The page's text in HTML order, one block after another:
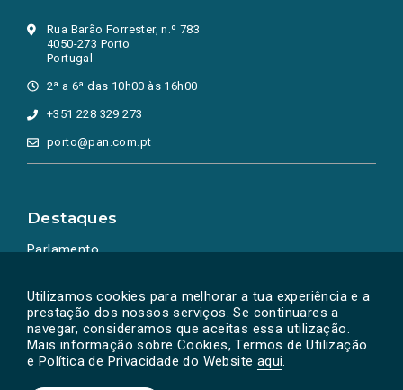
Utilizamos cookies para melhorar a tua experiência e a
prestação dos nossos serviços. Se continuares a
navegar, consideramos que aceitas essa utilização.
Mais informação sobre Cookies, Termos de Utilização
e Política de Privacidade do Website aqui.
Rua Barão Forrester, n.º 783
4050-273 Porto
Portugal
2ª a 6ª das 10h00 às 16h00
+351 228 329 273
porto@pan.com.pt
Destaques
Parlamento